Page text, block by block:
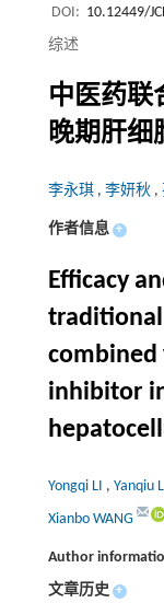
DOI: 10.12449/
综述
中医药联
晚期肝细
李永琪 , 李妍秋 ,
作者信息 +
Efficacy
traditional
inhibitor
Yongqi LI , Yanqiu
Xianbo WANG
Author
文章历史 +